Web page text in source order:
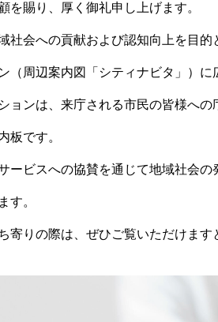
を賜り、厚く御礼申し上げます。
社会への貢献および認知向上を目
（周辺案内図「シティナビタ」）に
ョンは、来庁される市民の皆様へ
板です。
ービスへの協賛を通じて地域社会
す。
寄りの際は、ぜひご覧いただけます